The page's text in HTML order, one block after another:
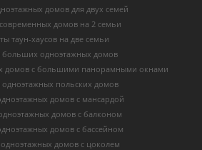
домов для двух семей
домов на 2 семьи
таун-хаусов на две семьи
больших одноэтажных домов
домов с большими панорамными окнами
польских домов
домов с мансардой
домов с балконом
домов с бассейном
домов с цоколем